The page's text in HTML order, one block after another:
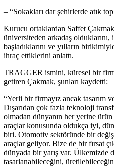
– “Sokakları dar şehirlerde atık
Kurucu ortaklardan Saffet
üniversiteden arkadaş
başladıklarını ve yılların
ihraç ettiklerini anlattı.
TRAGGER ismini, küresel bir
getiren Çakmak, şunları kaydetti:
“Yerli bir firmayız ancak tasarım
Dışarıdan çok fazla teknoloji
olmadan dünyanın her yerine
araçlar konusunda oldukça iyi,
biri. Otomotiv sektöründe bir
araçlar geliyor. Bize de bir fırsat
dünyada bir yarış var. Ülkemizde
tasarlanabileceğini,